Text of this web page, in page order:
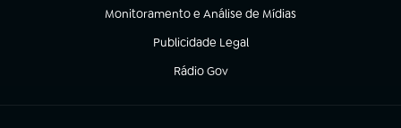
Monitoramento e Análise de Mídias
(abre em nova aba)
Publicidade Legal
(abre em nova aba)
Rádio Gov
(abre em nova aba)